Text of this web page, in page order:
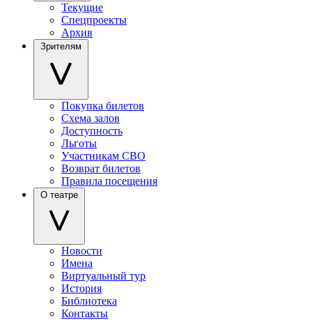
Текущие
Спецпроекты
Архив
Зрителям
Покупка билетов
Схема залов
Доступность
Льготы
Участникам СВО
Возврат билетов
Правила посещения
О театре
Новости
Имена
Виртуальный тур
История
Библиотека
Контакты